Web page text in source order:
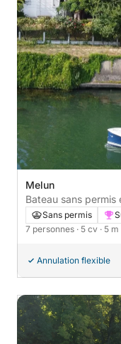
Melun
Bateau sans permis
Sans permis
7 personnes · 5 cv · 5 m
Annulation flexible